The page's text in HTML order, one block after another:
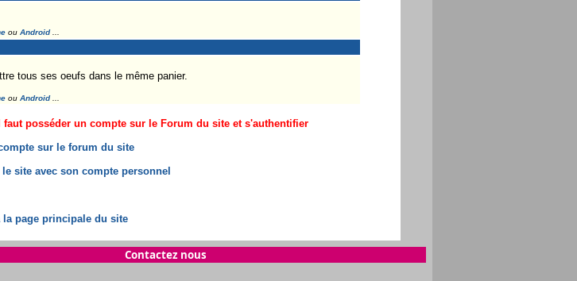
ou Android...
tous ses oeufs dans le même panier.
ou Android...
posséder un compte sur le Forum du site et s'authentifier
sur le forum du site
site avec son compte personnel
la page principale du site
Contactez nous